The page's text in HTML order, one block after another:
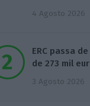
4 Agosto 2026
ERC passa
de 273 mil
3 Agosto 2026